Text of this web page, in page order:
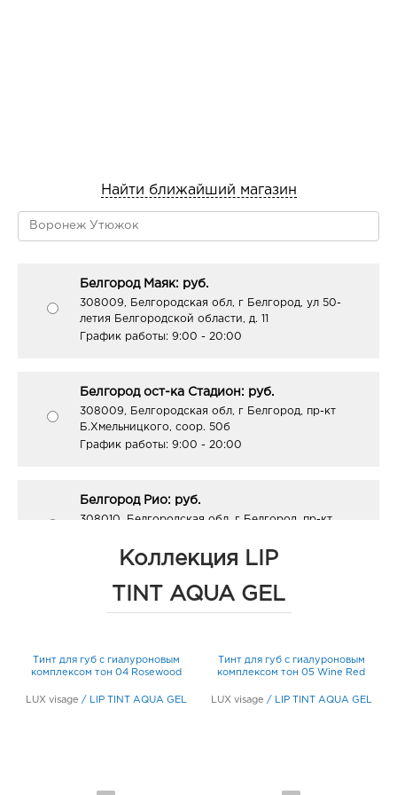
Найти ближайший магазин
Белгород Маяк: руб.
308009, Белгородская обл, г Белгород, ул 50-
летия Белгородской области, д. 11
График работы: 9:00 - 20:00
Белгород ост-ка Стадион: руб.
308009, Белгородская обл, г Белгород, пр-кт
Б.Хмельницкого, соор. 50б
График работы: 9:00 - 20:00
Белгород Рио: руб.
308010, Белгородская обл, г Белгород, пр-кт
График работы:10:00 - 21:00
График работы:10:00 - 21:00
Коллекция LIP
TINT AQUA GEL
Тинт для губ с гиалуроновым
комплексом тон 04 Rosewood
LUX visage / LIP TINT AQUA GEL
Тинт для губ с гиалуроновым
комплексом тон 05 Wine Red
LUX visage / LIP TINT AQUA GEL